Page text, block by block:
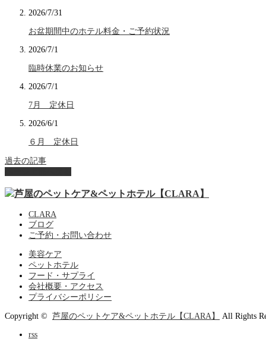
2026/7/31
お盆期間中のホテル料金・ご予約状況
2026/7/1
臨時休業のお知らせ
2026/7/1
7月 定休日
2026/6/1
６月 定休日
過去の記事
CLARA
ブログ
ご予約・お問い合わせ
美容ケア
ペットホテル
フード・サプライ
会社概要・アクセス
プライバシーポリシー
Copyright © 芦屋のペットケア&ペットホテル【CLARA】 All Rights
rss